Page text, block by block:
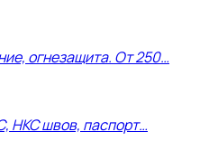
огнезащита. От 250…
НКС швов, паспорт…